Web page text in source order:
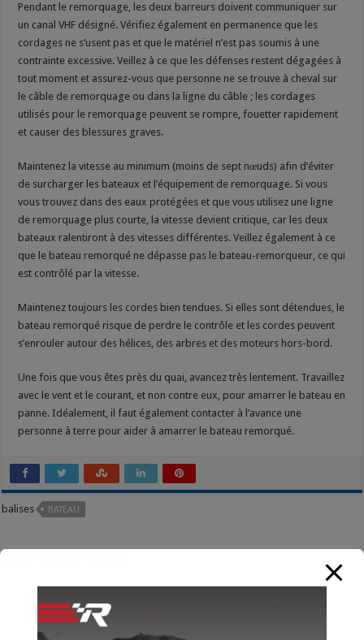
Pendant le remorquage, les deux barreurs doivent communiquer sur
un canal VHF désigné. Vérifiez également en permanence que les
cordages ne s’usent pas et que le matériel n’est pas soumis à une
contrainte excessive. Veillez à ce que les défenses restent dégagées à
tout moment et assurez-vous que personne ne se trouve à cheval sur
le câble de remorquage ou dans la ligne du câble ; les cordages
utilisés pour le remorquage peuvent se rompre, fouetter rapidement
et causer des blessures graves.
Maintenez la vitesse au minimum (moins de sept nœuds) afin d’éviter
de surcharger les bateaux et l’équipement de remorquage. Si vous
vous trouvez dans des eaux protégées et que vous utilisez une ligne
de remorquage plus courte, la vitesse devient critique, car les deux
bateaux ralentiront à des vitesses différentes. Veillez également à ce
que le bateau remorqué ne dépasse pas le bateau-remorqueur, ce qui
est contrôlé par la vitesse.
Maintenez toujours les cordes bien tendues. Si elles sont détendues, le
bateau remorqué risque de perdre le contrôle et les cordes peuvent
s’enrouler autour des hélices, des arbres et des moteurs hors-bord.
Une fois que vous êtes près du quai, avancez très lentement. Travaillez
avec le vent et le courant, et non contre eux, pour amarrer le bateau en
panne. Idéalement, il faut également contacter à l’avance une
personne à terre pour aider à amarrer le bateau remorqué.
balises BATEAU